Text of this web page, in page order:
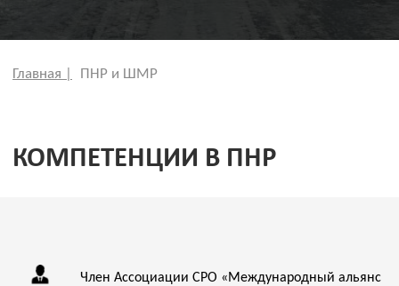
Член Ассоциации СРО «Международный альянс